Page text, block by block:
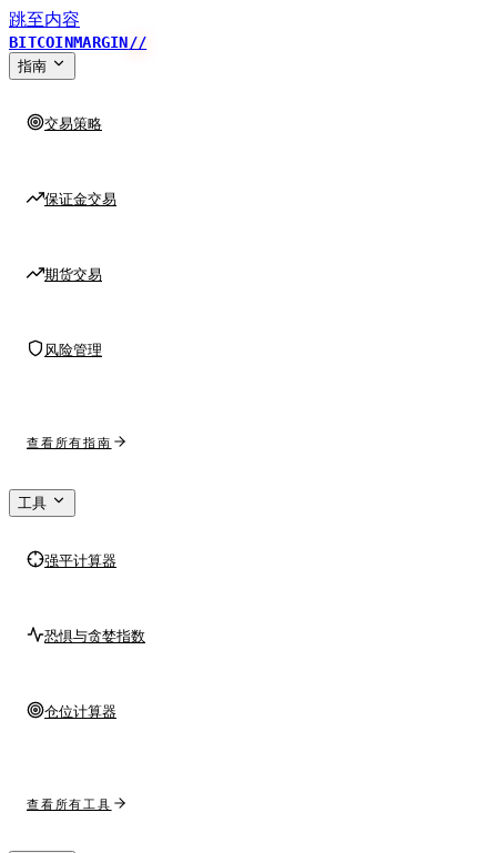
跳至内容
BITCOINMARGIN//
指南
交易策略
保证金交易
期货交易
风险管理
查看所有指南
工具
强平计算器
恐惧与贪婪指数
仓位计算器
查看所有工具